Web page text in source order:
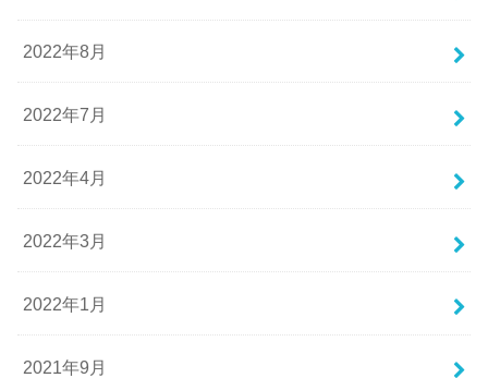
2022年8月
2022年7月
2022年4月
2022年3月
2022年1月
2021年9月